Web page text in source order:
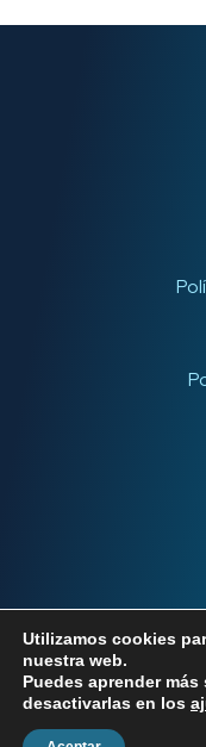
Copyright © 2021
Utilizamos cookies
nuestra web.
Puedes aprender
desactivarlas en los